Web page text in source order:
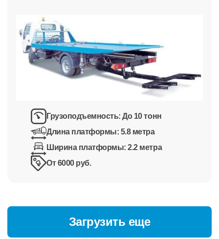
Грузоподъемность:До 10 тонн
Длина платформы: 5.8 метра
Ширина платформы:2.2 метра
От 6000 руб.
Загрузить еще